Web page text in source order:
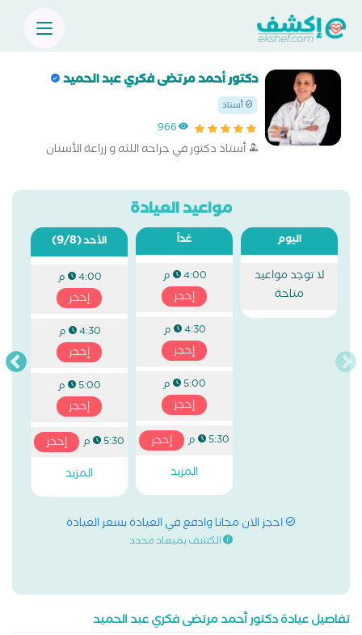
دكتور أحمد مرتضى فكري عبد الحميد
أستاذ
966
أستاذ دكتور في جراحه اللثه و زراعة الأسنان
مواعيد العيادة
اليوم
لا توجد مواعيد
متاحة
غداً
4:00 م
إحجز
4:30 م
إحجز
5:00 م
إحجز
5:30 م
إحجز
المزيد
الأحد(9/8)
4:00 م
إحجز
4:30 م
إحجز
5:00 م
إحجز
5:30 م
إحجز
المزيد
احجز الان مجانا وادفع في العيادة بسعر العيادة
الكشف بميعاد محدد
تفاصيل عيادة دكتور أحمد مرتضى فكري عبد الحميد